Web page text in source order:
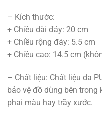
– Kích thước:
+ Chiều dài đáy: 20 cm
+ Chiều rộng đáy: 5.5 cm
+ Chiều cao: 14.5 cm
– Chất liệu: Chất liệu da
bảo vệ đồ dùng bên trong
phai màu hay trầy xước.